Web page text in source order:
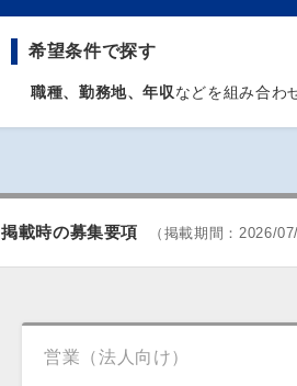
希望条件で探す
職種、勤務地、年収などを組み合わ
掲載時の募集要項 （ 掲載期間： 2026/
営業（法人向け）